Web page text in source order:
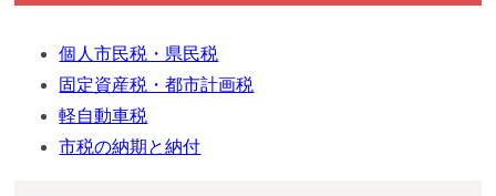
個人市民税・県民税
固定資産税・都市計画税
軽自動車税
市税の納期と納付